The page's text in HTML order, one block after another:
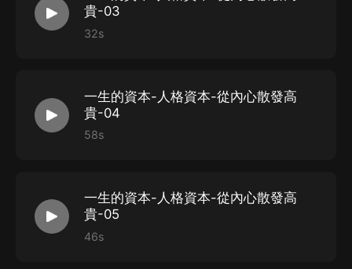
貴-03
32s
一生的資本-人格資本-從內心散發高
貴-04
58s
一生的資本-人格資本-從內心散發高
貴-05
46s